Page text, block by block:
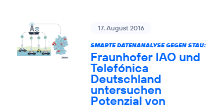
17. August 2016
SMARTE DATENANALYSE GEGEN STAU:
Fraunhofer IAO und
Telefónica
Deutschland
untersuchen
Potenzial von